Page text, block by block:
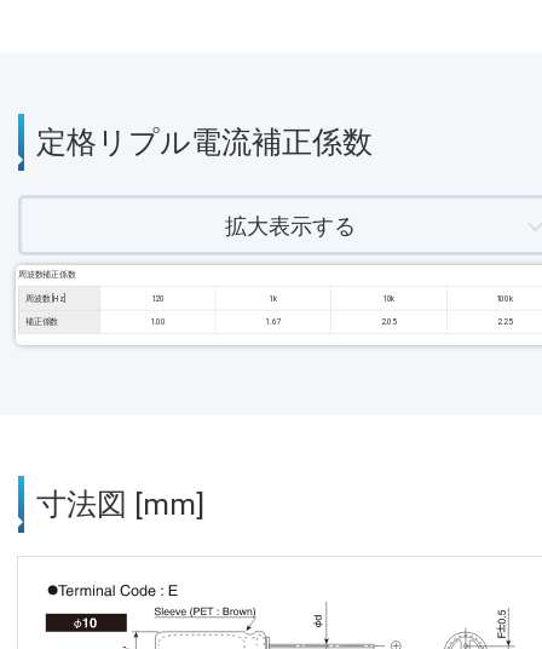
定格リプル電流補正係数
拡大表示する
周波数補正係数
周波数 [Hz] 120 1k 10k 100k
補正係数 1.00 1.67 2.05 2.25
寸法図 [mm]